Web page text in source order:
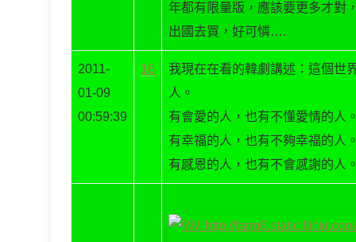
年都有限量版，應該要更多才對
出國去買，好可憐….
2011-
01-09
00:59:39
16
我現在在看的韓劇講述：這個世
人。
有會愛的人，也有不懂愛情的人
有幸福的人，也有不夠幸福的人
有感恩的人，也有不會感謝的人